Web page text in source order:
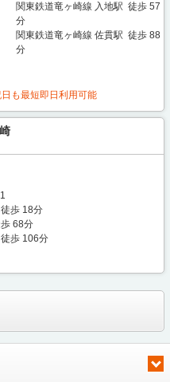
関東鉄道竜ヶ崎線 入地駅 徒歩 57
分
関東鉄道竜ヶ崎線 佐貫駅 徒歩 88
分
も最短即日利用可能
歩 18分
68分
歩 106分